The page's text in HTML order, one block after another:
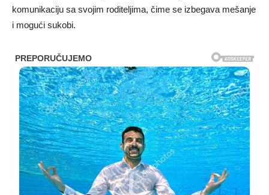
komunikaciju sa svojim roditeljima, čime se izbegava mešanje
i mogući sukobi.